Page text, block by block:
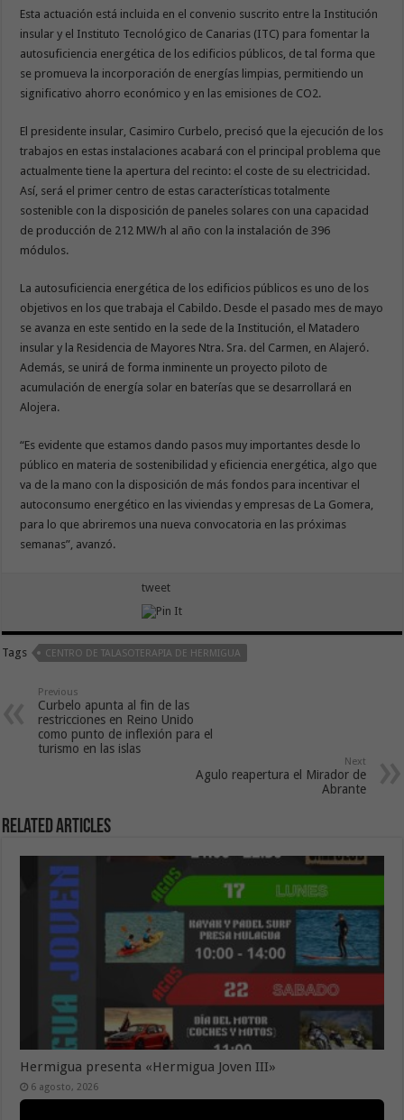
Esta actuación está incluida en el convenio suscrito entre la Institución
insular y el Instituto Tecnológico de Canarias (ITC) para fomentar la
autosuficiencia energética de los edificios públicos, de tal forma que
se promueva la incorporación de energías limpias, permitiendo un
significativo ahorro económico y en las emisiones de CO2.
El presidente insular, Casimiro Curbelo, precisó que la ejecución de los
trabajos en estas instalaciones acabará con el principal problema que
actualmente tiene la apertura del recinto: el coste de su electricidad.
Así, será el primer centro de estas características totalmente
sostenible con la disposición de paneles solares con una capacidad
de producción de 212 MW/h al año con la instalación de 396
módulos.
La autosuficiencia energética de los edificios públicos es uno de los
objetivos en los que trabaja el Cabildo. Desde el pasado mes de mayo
se avanza en este sentido en la sede de la Institución, el Matadero
insular y la Residencia de Mayores Ntra. Sra. del Carmen, en Alajeró.
Además, se unirá de forma inminente un proyecto piloto de
acumulación de energía solar en baterías que se desarrollará en
Alojera.
“Es evidente que estamos dando pasos muy importantes desde lo
público en materia de sostenibilidad y eficiencia energética, algo que
va de la mano con la disposición de más fondos para incentivar el
autoconsumo energético en las viviendas y empresas de La Gomera,
para lo que abriremos una nueva convocatoria en las próximas
semanas”, avanzó.
tweet
Tags CENTRO DE TALASOTERAPIA DE HERMIGUA
Previous
Curbelo apunta al fin de las
restricciones en Reino Unido
como punto de inflexión para el
turismo en las islas
Next
Agulo reapertura el Mirador de
Abrante
Related Articles
Hermigua presenta «Hermigua Joven III»
6 agosto, 2026